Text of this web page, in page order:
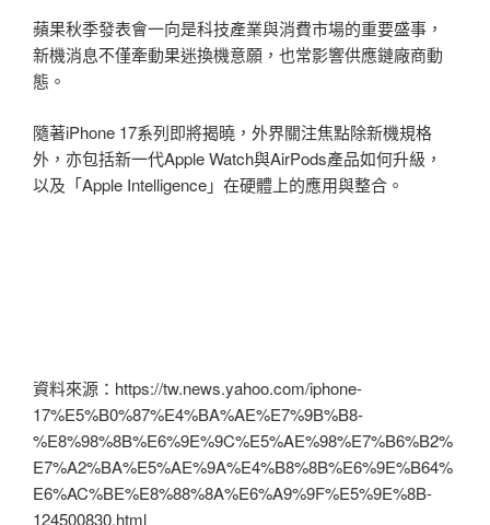
蘋果秋季發表會一向是科技產業與消費市場的重要盛事，
新機消息不僅牽動果迷換機意願，也常影響供應鏈廠商動
態。
隨著iPhone 17系列即將揭曉，外界關注焦點除新機規格
外，亦包括新一代Apple Watch與AirPods產品如何升級，
以及「Apple Intelligence」在硬體上的應用與整合。
資料來源：https://tw.news.yahoo.com/iphone-
17%E5%B0%87%E4%BA%AE%E7%9B%B8-
%E8%98%8B%E6%9E%9C%E5%AE%98%E7%B6%B2%
E7%A2%BA%E5%AE%9A%E4%B8%8B%E6%9E%B64%
E6%AC%BE%E8%88%8A%E6%A9%9F%E5%9E%8B-
124500830.html